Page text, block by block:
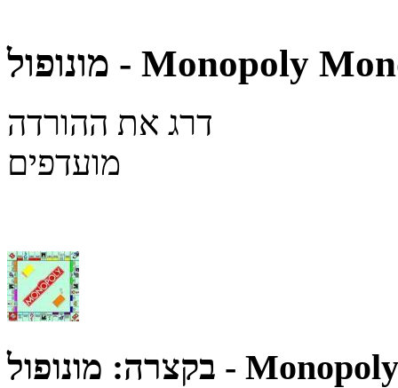
מונופול - Monopoly
דרג את ההורדה
מועדפים
בקצרה: מונופול - Monopoly